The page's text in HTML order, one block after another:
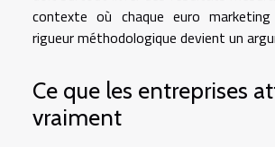
contexte où chaque euro
rigueur méthodologique devient un
Ce que les entreprises
vraiment